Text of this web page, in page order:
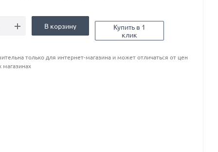
В корзину
Купить в 1
клик
только для интернет-магазина и может отличаться от цен
магазинах